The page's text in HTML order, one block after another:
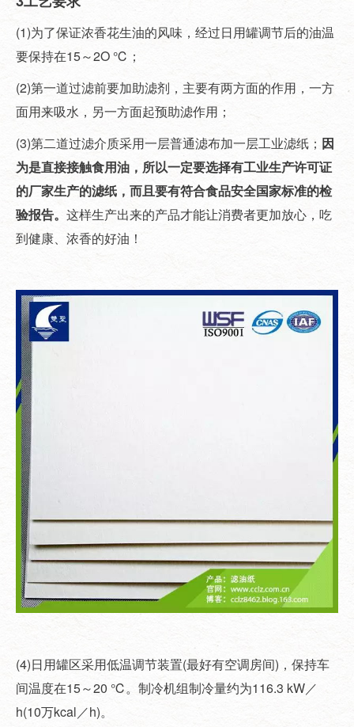
(1)为了保证浓香花生油的风味，经过日用罐调节后的油温
要保持在15～2O ℃；
(2)第一道过滤前要加助滤剂，主要有两方面的作用，一方
面用来吸水，另一方面起预助滤作用；
(3)第二道过滤介质采用一层普通滤布加一层工业滤纸； 因
为是直接接触食用油，所以一定要选择有工业生产许可证
的厂家生产的滤纸 ，而且要有符合食品安全国家标准的检
验报告。 这样生产出来的产品才能让消费者更加放心，吃
到健康、浓香的好油！
(4)日用罐区采用低温调节装置(最好有空调房间)，保持车
间温度在15～20 ℃。制冷机组制冷量约为116.3 kW／
h(10万kcal／h)。